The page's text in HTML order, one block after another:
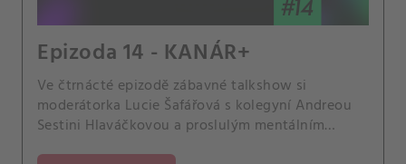
Epizoda 14 - KANÁR+
Ve čtrnácté epizodě zábavné talkshow si
moderátorka Lucie Šafářová s kolegyní Andreou
Sestini Hlaváčkovou a proslulým mentálním